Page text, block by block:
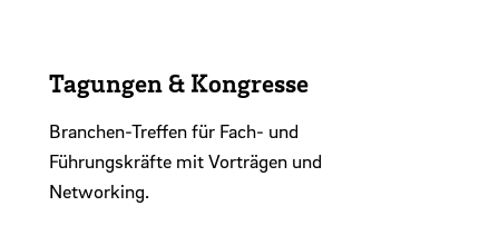
Tagungen & Kongresse
Branchen-Treffen für Fach- und
Führungskräfte mit Vorträgen und
Networking.